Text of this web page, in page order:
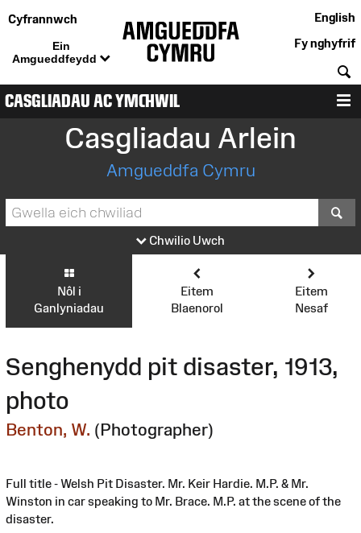
Cyfrannwch
Ein
Amgueddfeydd
English
Fy nghyfrif
CASGLIADAU AC YMCHWIL
Casgliadau Arlein
Amgueddfa Cymru
Chwilio Uwch
Nôl i
Ganlyniadau
Eitem
Blaenorol
Eitem
Nesaf
Senghenydd pit disaster, 1913,
photo
Benton, W. (Photographer)
Full title - Welsh Pit Disaster. Mr. Keir Hardie. M.P. & Mr.
Winston in car speaking to Mr. Brace. M.P. at the scene of the
disaster.